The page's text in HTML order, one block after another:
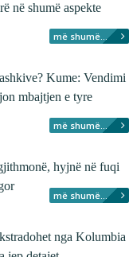
në shumë aspekte
më shumë...
Kume: Vendimi
mbajtjen e tyre
më shumë...
hyjnë në fuqi
më shumë...
nga Kolumbia